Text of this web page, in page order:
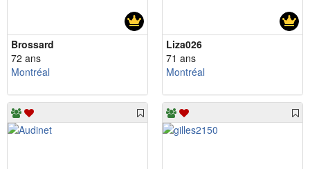
Brossard
72 ans
Montréal
Liza026
71 ans
Montréal